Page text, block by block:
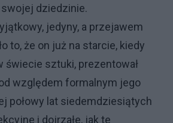
dziedzinie.
jedyny, a przejawem
to, że on już na starcie, kiedy
świecie sztuki, prezentował
względem formalnym jego
połowy lat siedemdziesiątych
i dojrzałe, jak te